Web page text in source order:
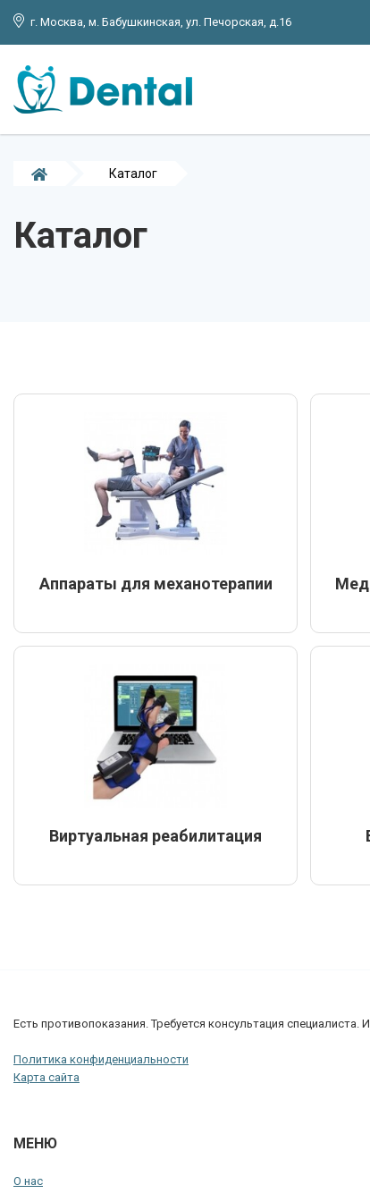
г. Москва, м. Бабушкинская, ул. Печорская, д.16
Каталог
Каталог
Аппараты для механотерапии
Виртуальная реабилитация
Есть противопоказания. Требуется консультация
Политика конфиденциальности
Карта сайта
МЕНЮ
О нас